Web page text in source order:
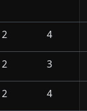
2 4
2 3
2 4